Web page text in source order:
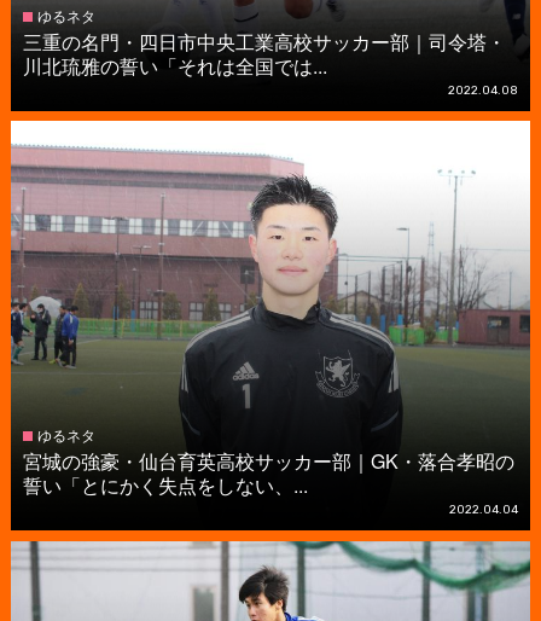
ゆるネタ
三重の名門・四日市中央工業高校サッカー部｜司令塔・
川北琉雅の誓い「それは全国では...
2022.04.08
ゆるネタ
宮城の強豪・仙台育英高校サッカー部｜GK・落合孝昭の
誓い「とにかく失点をしない、...
2022.04.04